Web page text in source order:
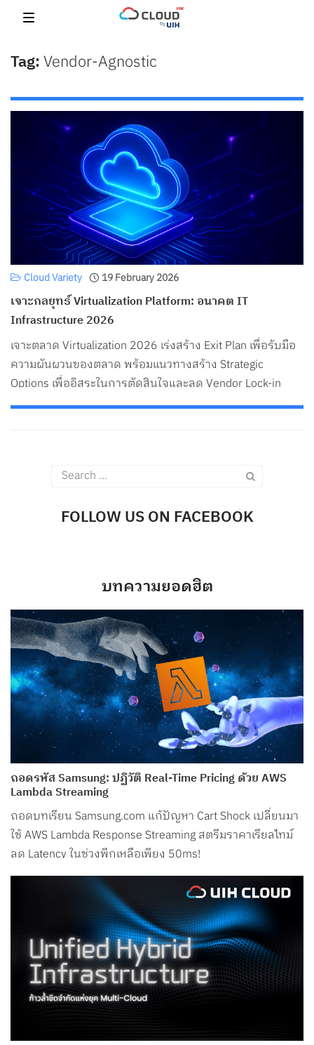
Search
for:
Vendor-Agnostic
19 February 2026
Cloud Variety
เจาะกลยุทธ์ Virtualization Platform: อนาคต IT
Infrastructure 2026
เจาะตลาด Virtualization 2026 เร่งสร้าง Exit Plan เพื่อรับมือ
ความผันผวนของตลาด พร้อมแนวทางสร้าง Strategic
Options เพื่ออิสระในการตัดสินใจและลด Vendor Lock-in
Search
for:
FOLLOW US ON FACEBOOK
บทความยอดฮิต
ถอดรหัส Samsung: ปฏิวัติ Real-Time Pricing ด้วย AWS
Lambda Streaming
ถอดบทเรียน Samsung.com แก้ปัญหา Cart Shock เปลี่ยนมา
ใช้ AWS Lambda Response Streaming สตรีมราคาเรียลไทม์
ลด Latency ในช่วงพีกเหลือเพียง 50ms!